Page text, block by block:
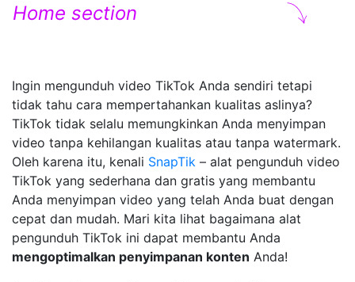
Home section
Ingin mengunduh video TikTok Anda sendiri tetapi
tidak tahu cara mempertahankan kualitas aslinya?
TikTok tidak selalu memungkinkan Anda menyimpan
video tanpa kehilangan kualitas atau tanpa watermark.
Oleh karena itu, kenali SnapTik – alat pengunduh video
TikTok yang sederhana dan gratis yang membantu
Anda menyimpan video yang telah Anda buat dengan
cepat dan mudah. Mari kita lihat bagaimana alat
pengunduh TikTok ini dapat membantu Anda
mengoptimalkan penyimpanan konten Anda!